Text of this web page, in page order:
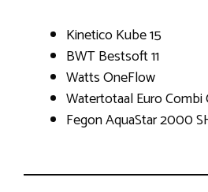
Kinetico Kube 15
BWT Bestsoft 11
Watts OneFlow
Watertotaal Euro
Fegon AquaStar 2000